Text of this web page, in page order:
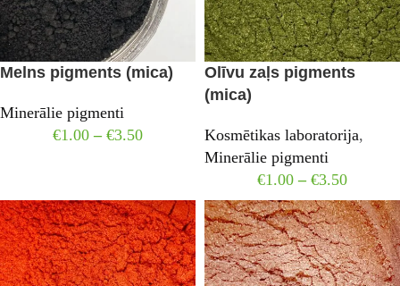
Melns pigments (mica)
Minerālie pigmenti
€1.00 – €3.50
Olīvu zaļs pigments
(mica)
Kosmētikas laboratorija,
Minerālie pigmenti
€1.00 – €3.50